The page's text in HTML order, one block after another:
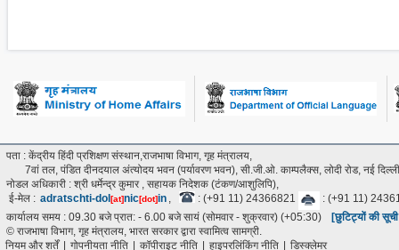
पता : केंद्रीय हिंदी प्रशिक्षण संस्थान,राजभाषा विभाग, गृह मंत्रालय,
7वां तल, पंडित दीनदयाल अंत्‍योदय भवन (पर्यावरण भवन), सी.जी.ओ. काम्पलैक्स, लोदी रोड, नई
नोडल अधिकारी : श्री धर्मेन्द्र कुमार , सहायक निदेशक (टंकण/आशुलिपि),
ई-मेल : adratschti-dol [at]nic[dot]in , : (+91 11) 24366821
: (+91 11)
कार्यालय समय : 09.30 बजे प्रात: - 6.00 बजे सायं (सोमवार - शुक्रवार) (+05:30)
[छुटिट्यों की
© राजभाषा विभाग, गृह मंत्रालय, भारत सरकार द्वारा स्वामित्व सामग्री.
नियम और शर्तें
गोपनीयता नीति कॉपीराइट नीति हाइपरलिंकिंग नीति डिस्क्लेमर